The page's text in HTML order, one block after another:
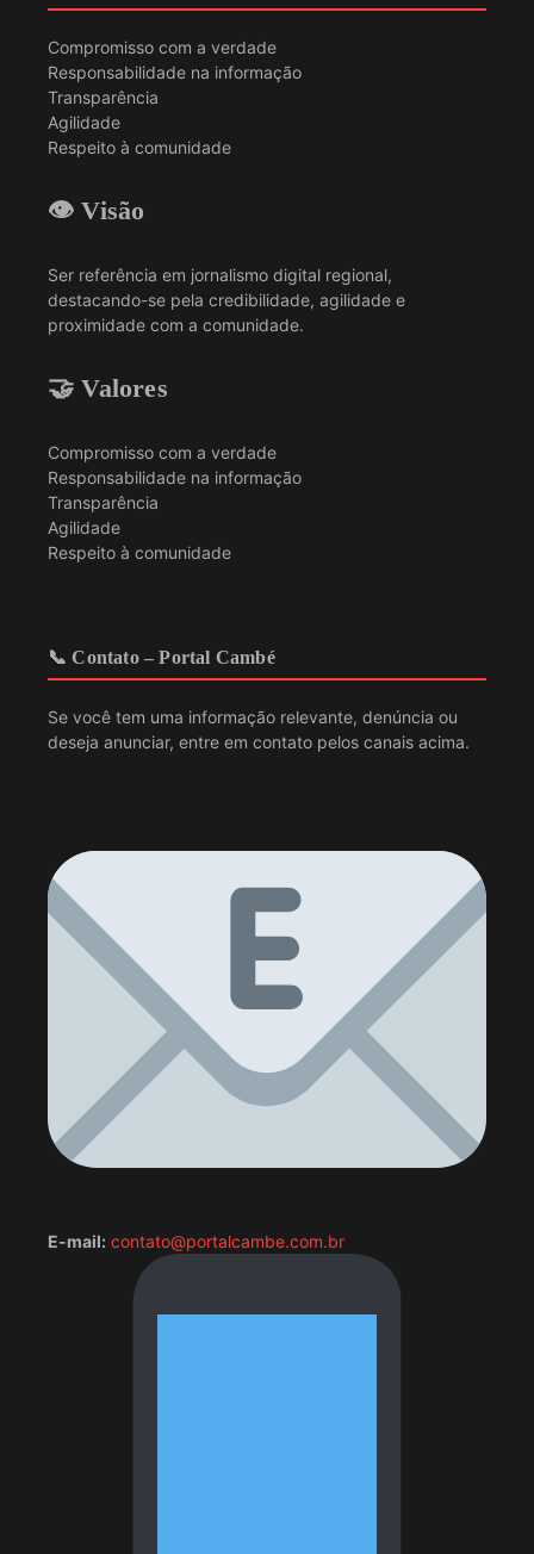
Compromisso com a verdade
Responsabilidade na informação
Transparência
Agilidade
Respeito à comunidade
👁️ Visão
Ser referência em jornalismo digital regional,
destacando-se pela credibilidade, agilidade e
proximidade com a comunidade.
🤝 Valores
Compromisso com a verdade
Responsabilidade na informação
Transparência
Agilidade
Respeito à comunidade
📞 Contato – Portal Cambé
Se você tem uma informação relevante, denúncia ou
deseja anunciar, entre em contato pelos canais acima.
E-mail: contato@portalcambe.com.br